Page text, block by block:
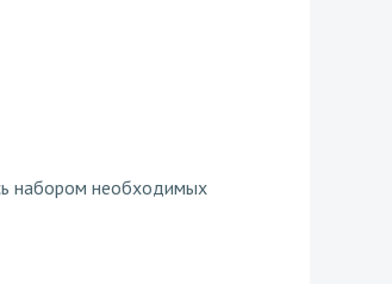
набором необходимых